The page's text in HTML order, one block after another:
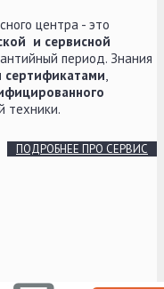
центра - это
и сервисной
период. Знания
,
техники.
ПОДРОБНЕЕ ПРО СЕРВИС